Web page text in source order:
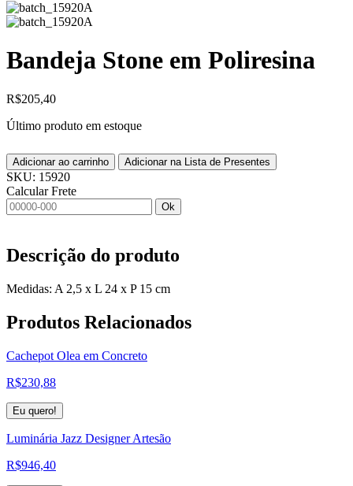
Bandeja Stone em Poliresina
R$205,40
Último produto em estoque
Adicionar ao carrinho Adicionar na Lista de Presentes
SKU: 15920
Calcular Frete
Ok
Descrição do produto
Medidas: A 2,5 x L 24 x P 15 cm
Produtos Relacionados
Cachepot Olea em Concreto
R$230,88
Eu quero!
Luminária Jazz Designer Artesão
R$946,40